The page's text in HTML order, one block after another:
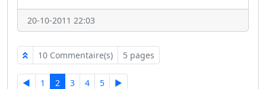
20-10-2011 22:03
10 Commentaire(s) 5 pages
◄ 1 2 3 4 5 ►